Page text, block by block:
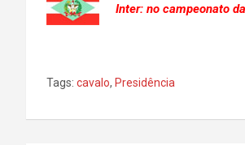
Inter: no campeonato
Tags: cavalo, Presidência